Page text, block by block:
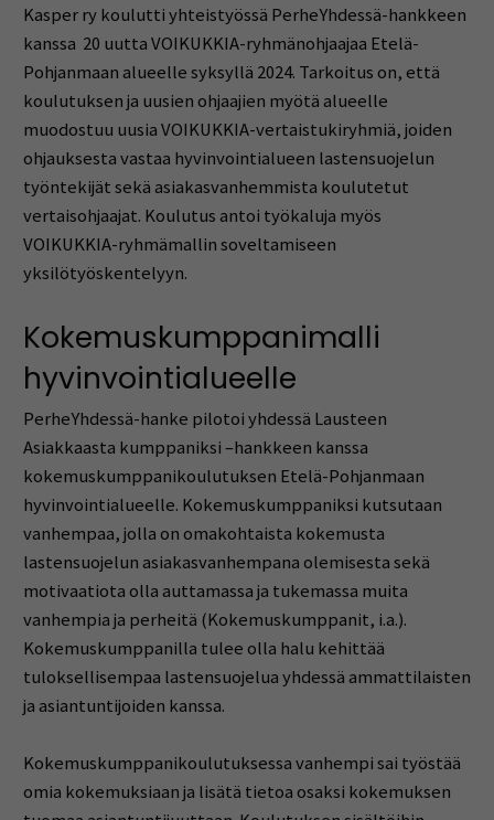
Kasper ry koulutti yhteistyössä PerheYhdessä-hankkeen
kanssa 20 uutta VOIKUKKIA-ryhmänohjaajaa Etelä-
Pohjanmaan alueelle syksyllä 2024. Tarkoitus on, että
koulutuksen ja uusien ohjaajien myötä alueelle
muodostuu uusia VOIKUKKIA-vertaistukiryhmiä, joiden
ohjauksesta vastaa hyvinvointialueen lastensuojelun
työntekijät sekä asiakasvanhemmista koulutetut
vertaisohjaajat. Koulutus antoi työkaluja myös
VOIKUKKIA-ryhmämallin soveltamiseen
yksilötyöskentelyyn.
Kokemuskumppanimalli
hyvinvointialueelle
PerheYhdessä-hanke pilotoi yhdessä Lausteen
Asiakkaasta kumppaniksi –hankkeen kanssa
kokemuskumppanikoulutuksen Etelä-Pohjanmaan
hyvinvointialueelle. Kokemuskumppaniksi kutsutaan
vanhempaa, jolla on omakohtaista kokemusta
lastensuojelun asiakasvanhempana olemisesta sekä
motivaatiota olla auttamassa ja tukemassa muita
vanhempia ja perheitä (Kokemuskumppanit, i.a.).
Kokemuskumppanilla tulee olla halu kehittää
tuloksellisempaa lastensuojelua yhdessä ammattilaisten
ja asiantuntijoiden kanssa.
Kokemuskumppanikoulutuksessa vanhempi sai työstää
omia kokemuksiaan ja lisätä tietoa osaksi kokemuksen